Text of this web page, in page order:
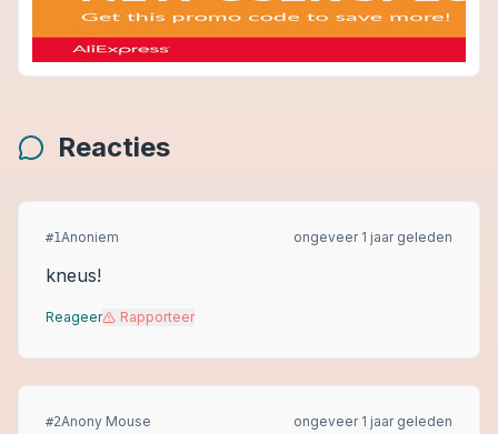
Reacties
#1Anoniem ongeveer 1 jaar geleden
kneus!
Reageer Rapporteer
#2Anony Mouse ongeveer 1 jaar geleden